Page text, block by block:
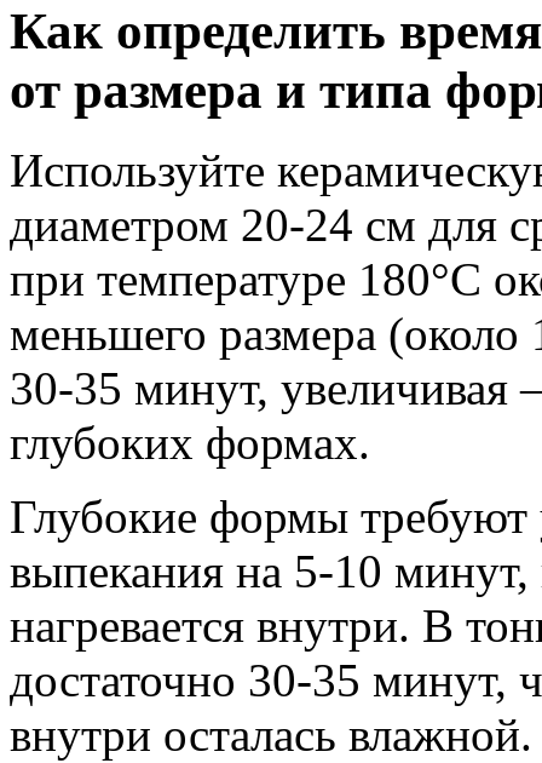
Как определить
от размера и типа
Используйте
диаметром 20-24 см для
при температуре 180°C
меньшего размера
30-35 минут, увеличивая
глубоких формах.
Глубокие формы требуют
выпекания на 5-10 минут,
нагревается внутри. В
достаточно 30-35 минут,
внутри осталась влажной.